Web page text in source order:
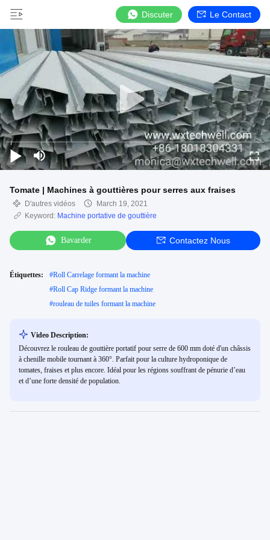
Discuter Le Contact
Tomate | Machines à gouttières pour serres aux fraises
D'autres vidéos
March 19, 2021
Keyword: Machine portative de gouttière
Bavarder Contactez Nous
Étiquettes: #Roll Carrelage formant la machine
#Roll Cap Ridge formant la machine
#rouleau de tuiles formant la machine
Video Description:
Découvrez le rouleau de gouttière portatif pour serre de 600 mm doté d'un châssis
à chenille mobile tournant à 360°. Parfait pour la culture hydroponique de
tomates, fraises et plus encore. Idéal pour les régions souffrant de pénurie d’eau
et d’une forte densité de population.